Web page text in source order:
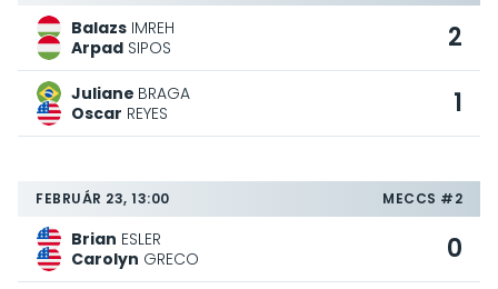
Balazs IMREH
Arpad SIPOS 2
Juliane BRAGA
Oscar REYES 1
FEBRUÁR 23, 13:00 MECCS #2
Brian ESLER
Carolyn GRECO 0